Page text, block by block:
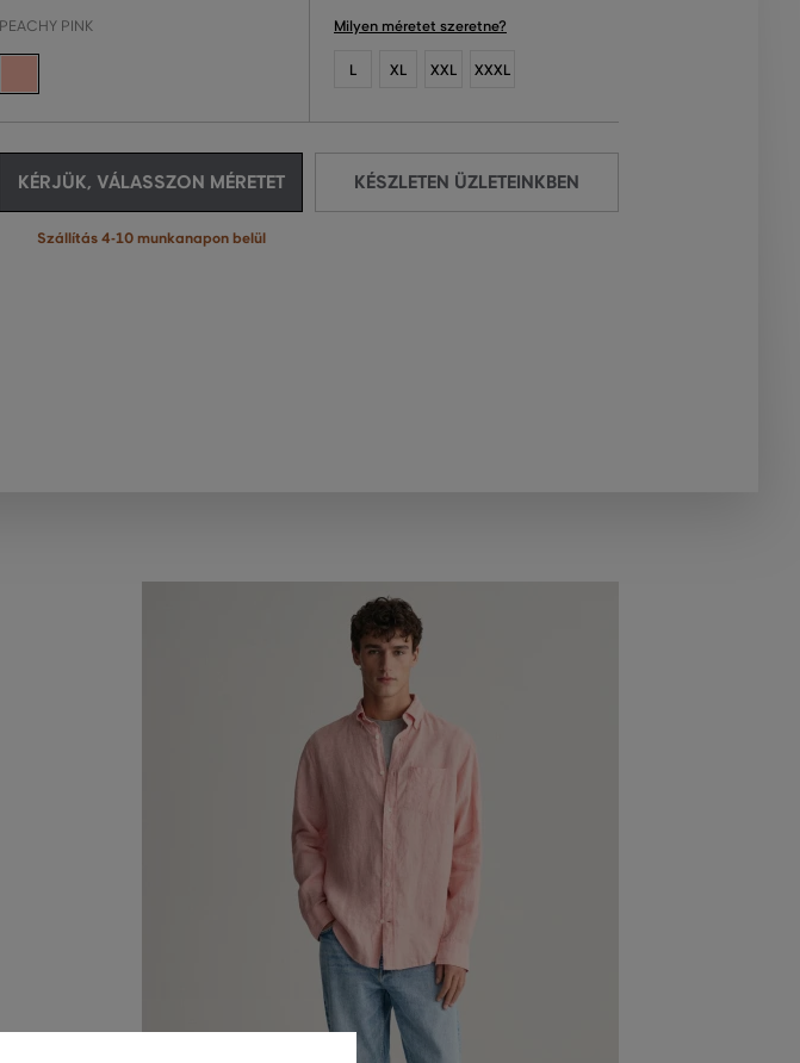
PEACHY PINK Milyen méretet szeretne?
L XL XXL XXXL
KÉRJÜK, VÁLASSZON MÉRETET
Szállítás 4-10 munkanapon belül
KÉSZLETEN ÜZLETEINKBEN